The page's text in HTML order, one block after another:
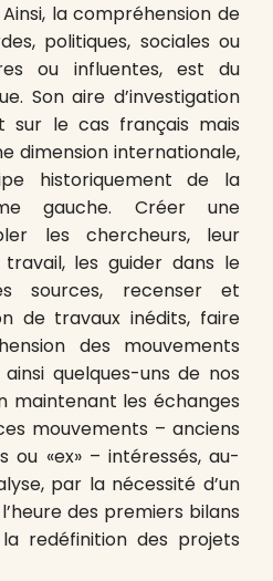
la compréhension de
politiques, sociales ou
ou influentes, est du
Son aire d’investigation
sur le cas français mais
dimension internationale,
historiquement de la
gauche. Créer une
les chercheurs, leur
les guider dans le
sources, recenser et
de travaux inédits, faire
des mouvements
quelques-uns de nos
maintenant les échanges
mouvements – anciens
ou «ex» – intéressés, au-
par la nécessité d’un
des premiers bilans
redéfinition des projets